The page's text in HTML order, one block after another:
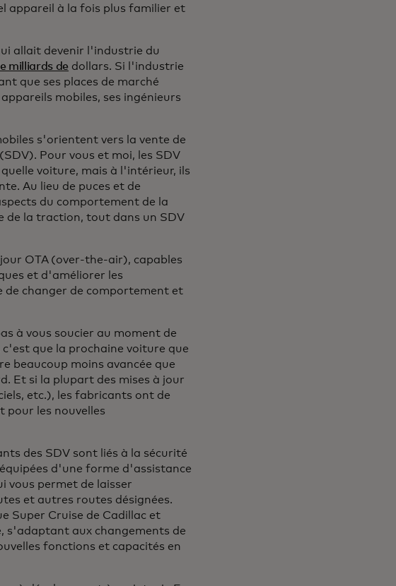
appareil à la fois plus familier et
allait devenir l'industrie du
milliards de dollars. Si l'industrie
que ses places de marché
mobiles, ses ingénieurs
s'orientent vers la vente de
Pour vous et moi, les SDV
voiture, mais à l'intérieur, ils
Au lieu de puces et de
du comportement de la
de la traction, tout dans un SDV
OTA (over-the-air), capables
et d'améliorer les
changer de comportement et
à vous soucier au moment de
que la prochaine voiture que
beaucoup moins avancée que
Et si la plupart des mises à jour
etc.), les fabricants ont de
pour les nouvelles
des SDV sont liés à la sécurité
d'une forme d'assistance
vous permet de laisser
et autres routes désignées.
Super Cruise de Cadillac et
s'adaptant aux changements de
fonctions et capacités en